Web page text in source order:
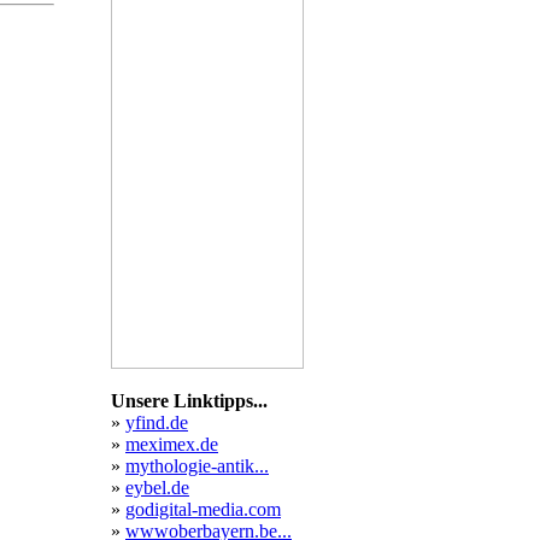
Unsere Linktipps...
» yfind.de
» meximex.de
» mythologie-antik...
» eybel.de
» godigital-media.com
» wwwoberbayern.be...